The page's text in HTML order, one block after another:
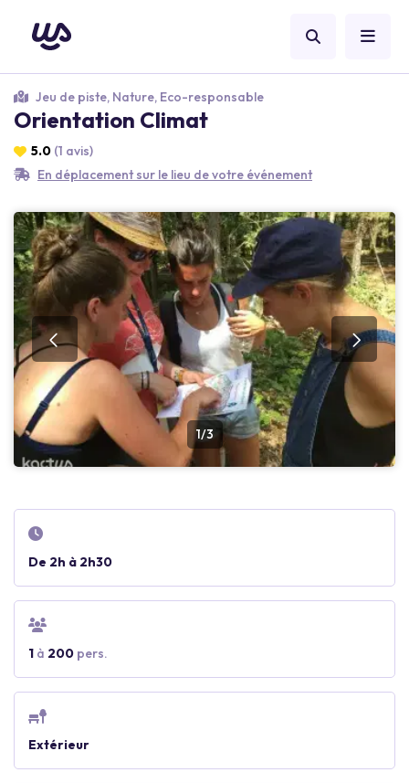
Jeu de piste, Nature, Eco-responsable
Orientation Climat
5.0 (1 avis)
En déplacement sur le lieu de votre événement
1/3
De 2h à 2h30
1 à 200 pers.
Extérieur